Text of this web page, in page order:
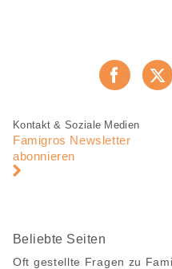
Fusszeile
Fusszeile
Navigation
Kontakt & Soziale Medien
Famigros Newsletter
abonnieren
Beliebte Seiten
Oft gestellte Fragen zu